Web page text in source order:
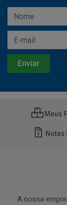
Meus
Notas
A nossa